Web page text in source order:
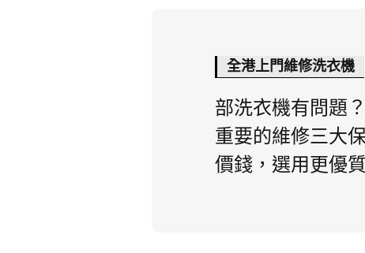
全港上門維修洗衣機
部洗衣機有問題
重要的維修三大
價錢，選用更優